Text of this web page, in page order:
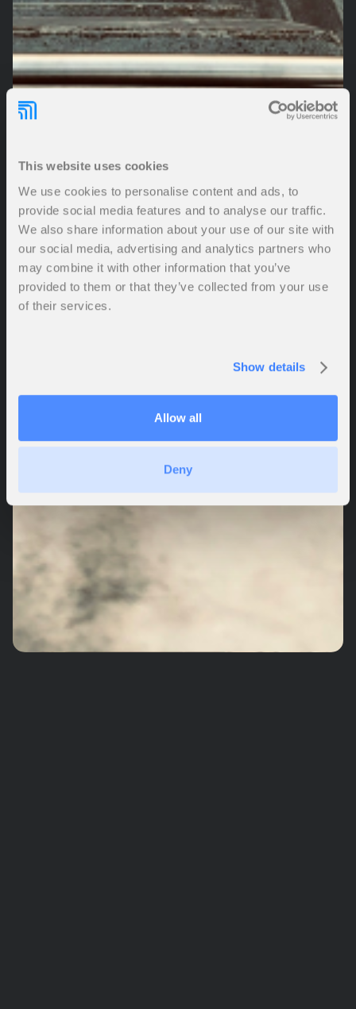
This website uses cookies
We use cookies to personalise content and ads, to
provide social media features and to analyse our traffic.
We also share information about your use of our site with
our social media, advertising and analytics partners who
may combine it with other information that you’ve
provided to them or that they’ve collected from your use
of their services.
Show details
Allow all
Deny